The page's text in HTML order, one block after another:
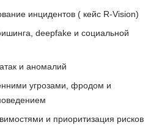
инцидентов ( кейс R-Vision)
deepfake и социальной
и аномалий
угрозами, фродом и
и приоритизация рисков